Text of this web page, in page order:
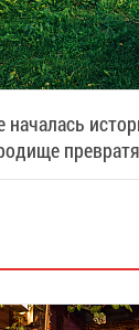
началась